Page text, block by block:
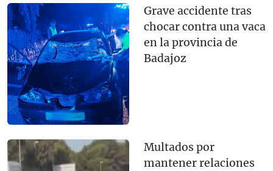
Grave accidente tras
chocar contra una vaca
en la provincia de
Badajoz
Multados por
mantener relaciones